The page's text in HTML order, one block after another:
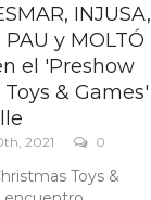
INJUSA,
y MOLTÓ
el 'Preshow
& Games'
2021 0
Toys &